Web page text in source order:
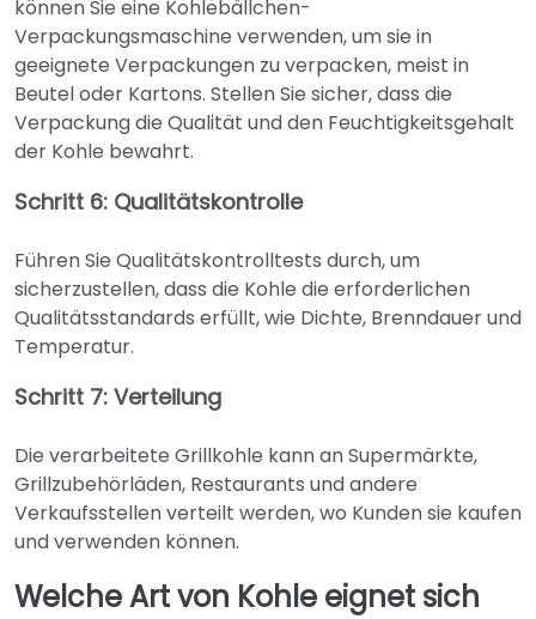
können Sie eine Kohlebällchen-
Verpackungsmaschine verwenden, um sie in
geeignete Verpackungen zu verpacken, meist in
Beutel oder Kartons. Stellen Sie sicher, dass die
Verpackung die Qualität und den Feuchtigkeitsgehalt
der Kohle bewahrt.
Schritt 6: Qualitätskontrolle
Führen Sie Qualitätskontrolltests durch, um
sicherzustellen, dass die Kohle die erforderlichen
Qualitätsstandards erfüllt, wie Dichte, Brenndauer und
Temperatur.
Schritt 7: Verteilung
Die verarbeitete Grillkohle kann an Supermärkte,
Grillzubehörläden, Restaurants und andere
Verkaufsstellen verteilt werden, wo Kunden sie kaufen
und verwenden können.
Welche Art von Kohle eignet sich